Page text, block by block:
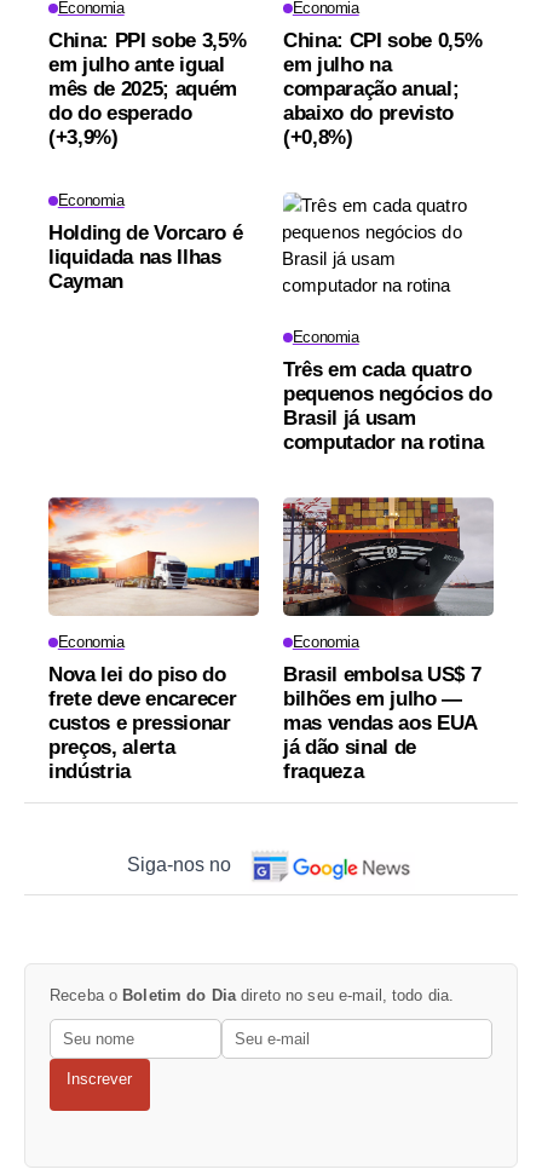
Economia
China: PPI sobe 3,5%
em julho ante igual
mês de 2025; aquém
do do esperado
(+3,9%)
Economia
China: CPI sobe 0,5%
em julho na
comparação anual;
abaixo do previsto
(+0,8%)
Economia
Holding de Vorcaro é
liquidada nas Ilhas
Cayman
Economia
Três em cada quatro
pequenos negócios do
Brasil já usam
computador na rotina
Economia
Nova lei do piso do
frete deve encarecer
custos e pressionar
preços, alerta
indústria
Economia
Brasil embolsa US$ 7
bilhões em julho —
mas vendas aos EUA
já dão sinal de
fraqueza
Siga-nos no
Receba o Boletim do Dia direto no seu e-mail, todo dia.
Inscrever